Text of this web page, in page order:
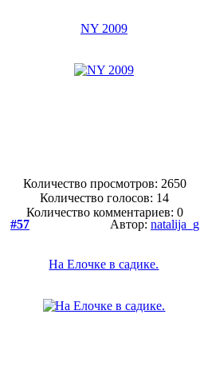
NY 2009
Количество просмотров: 2650
Количество голосов: 14
Количество комментариев: 0
#57
Автор: natalija_g
На Елочке в садике.